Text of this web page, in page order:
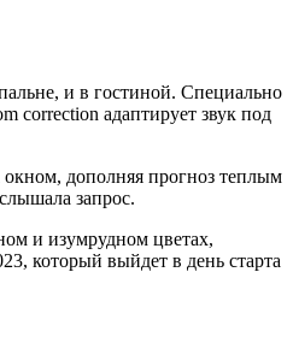
и в гостиной. Специально
correction адаптирует звук под
дополняя прогноз теплым
запрос.
и изумрудном цветах,
который выйдет в день старта